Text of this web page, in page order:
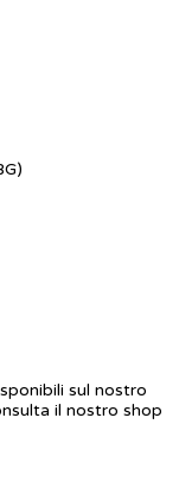
sul nostro
il nostro shop